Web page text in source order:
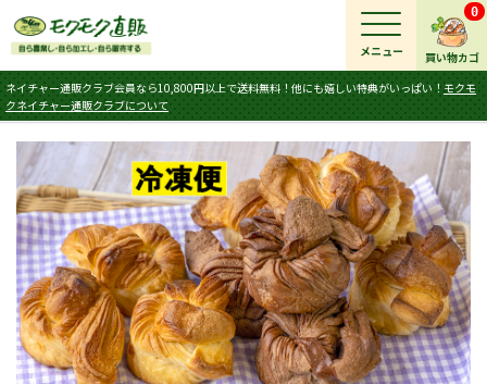
買い物カゴ
0
ネイチャー通販クラブ会員なら10,800円以上で送料無料！他にも嬉しい特典がいっぱい！ モクモ
クネイチャー通販クラブについて
メニュー